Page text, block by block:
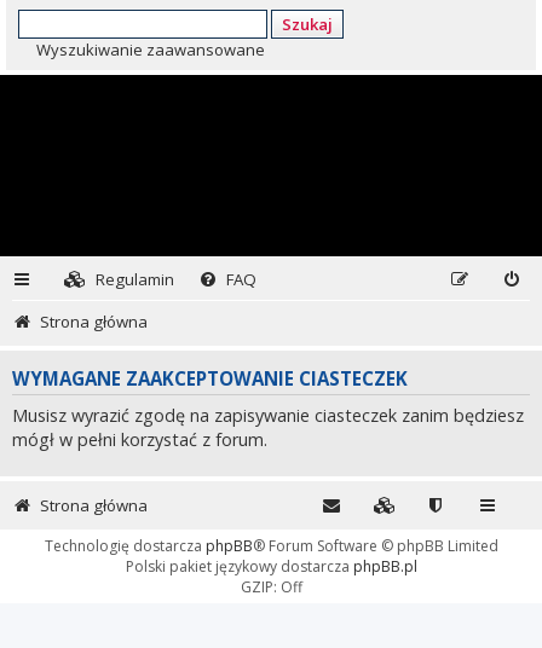
Szukaj
Wyszukiwanie zaawansowane
Regulamin
FAQ
Strona główna
WYMAGANE ZAAKCEPTOWANIE CIASTECZEK
Musisz wyrazić zgodę na zapisywanie ciasteczek zanim będziesz
mógł w pełni korzystać z forum.
Strona główna
Technologię dostarcza phpBB® Forum Software © phpBB Limited
Polski pakiet językowy dostarcza phpBB.pl
GZIP: Off